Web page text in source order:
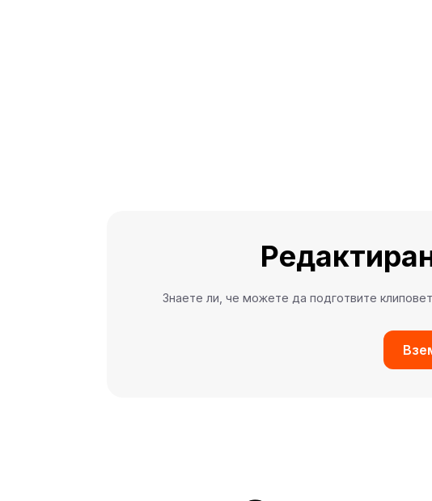
Знаете ли, че можете да подготвите